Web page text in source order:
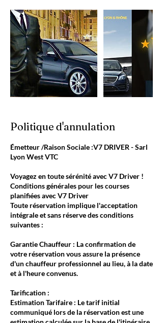
Politique d'annulation
Émetteur /Raison Sociale :V7 DRIVER - Sarl
Lyon West VTC
Voyagez en toute sérénité avec V7 Driver !
Conditions générales pour les courses
planifiées avec V7 Driver
Toute réservation implique l'acceptation
intégrale et sans réserve des conditions
suivantes :
Garantie Chauffeur : La confirmation de
votre réservation vous assure la présence
d'un chauffeur professionnel au lieu, à la date
et à l'heure convenus.
Tarification :
Estimation Tarifaire : Le tarif initial
communiqué lors de la réservation est une